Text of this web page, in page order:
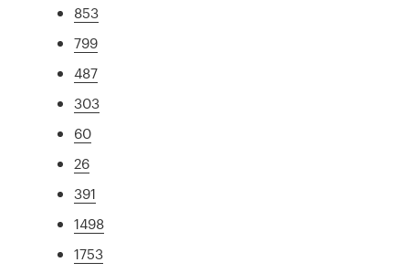
853
799
487
303
60
26
391
1498
1753